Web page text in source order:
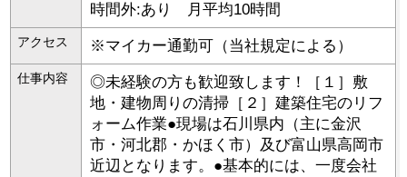
時間外:あり 月平均10時間
アクセス ※マイカー通勤可（当社規定による）
仕事内容
◎未経験の方も歓迎致します！［１］敷
地・建物周りの清掃［２］建築住宅のリフ
ォーム作業●現場は石川県内（主に金沢
市・河北郡・かほく市）及び富山県高岡市
近辺となります。●基本的には、一度会社